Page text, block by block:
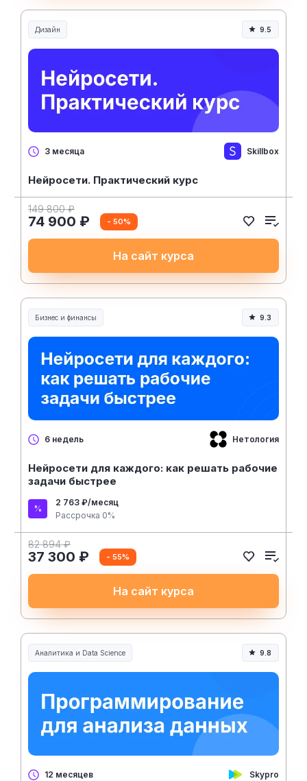
Дизайн 9.5
3 месяца Skillbox
Нейросети. Практический курс
149 800 ₽
74 900 ₽ - 50%
На сайт курса
Бизнес и финансы 9.3
6 недель Нетология
Нейросети для каждого: как решать рабочие
задачи быстрее
2 763 ₽/месяц
Рассрочка 0%
82 894 ₽
37 300 ₽ - 55%
На сайт курса
Аналитика и Data Science 9.8
12 месяцев Skypro